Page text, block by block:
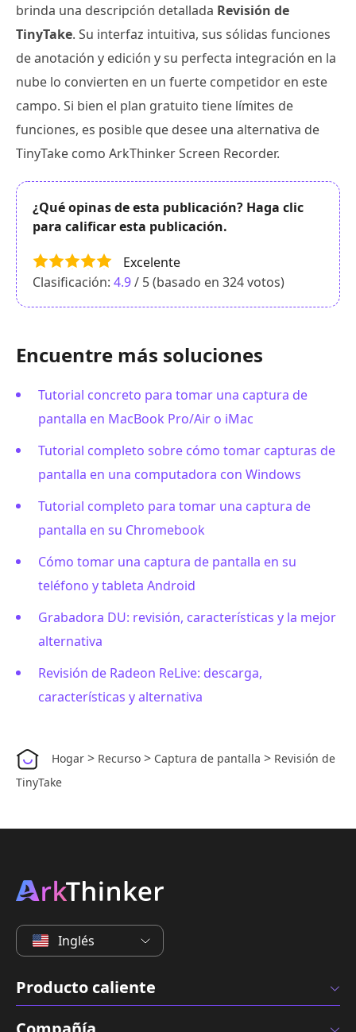
brinda una descripción detallada Revisión de
TinyTake. Su interfaz intuitiva, sus sólidas funciones
de anotación y edición y su perfecta integración en la
nube lo convierten en un fuerte competidor en este
campo. Si bien el plan gratuito tiene límites de
funciones, es posible que desee una alternativa de
TinyTake como ArkThinker Screen Recorder.
¿Qué opinas de esta publicación? Haga clic
para calificar esta publicación.
Excelente
Clasificación: 4.9/ 5 (basado en 324votos)
Encuentre más soluciones
Tutorial concreto para tomar una captura de
pantalla en MacBook Pro/Air o iMac
Tutorial completo sobre cómo tomar capturas de
pantalla en una computadora con Windows
Tutorial completo para tomar una captura de
pantalla en su Chromebook
Cómo tomar una captura de pantalla en su
teléfono y tableta Android
Grabadora DU: revisión, características y la mejor
alternativa
Revisión de Radeon ReLive: descarga,
características y alternativa
Hogar > Recurso > Captura de pantalla > Revisión de
TinyTake
Inglés
Producto caliente